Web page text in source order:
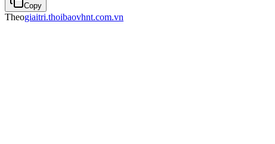
Copy
Theogiaitri.thoibaovhnt.com.vn